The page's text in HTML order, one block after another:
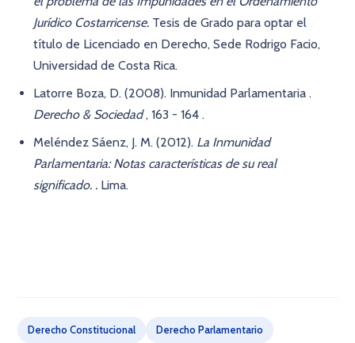
Jurídico Costarricense. Tesis de Grado para optar el
título de Licenciado en Derecho, Sede Rodrigo Facio,
Universidad de Costa Rica.
Latorre Boza, D. (2008). Inmunidad Parlamentaria .
Derecho & Sociedad, 163 - 164 .
Meléndez Sáenz, J. M. (2012). La Inmunidad
Parlamentaria: Notas características de su real
significado. . Lima.
Derecho Constitucional Derecho Parlamentario